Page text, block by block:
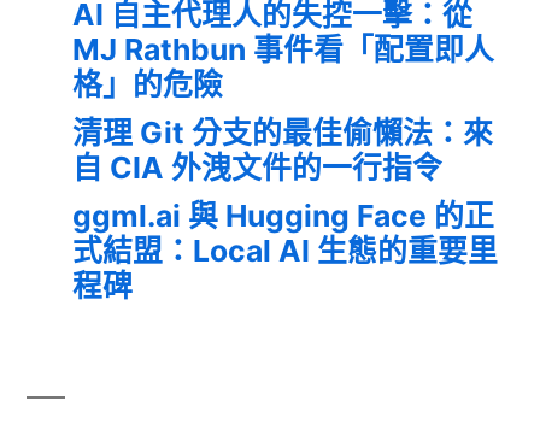
AI 自主代理人的失控一擊：從
MJ Rathbun 事件看「配置即人
格」的危險
清理 Git 分支的最佳偷懶法：來
自 CIA 外洩文件的一行指令
ggml.ai 與 Hugging Face 的正
式結盟：Local AI 生態的重要里
程碑